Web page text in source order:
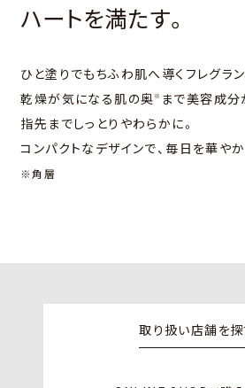
ハートを満たす。
ひと塗りでもちふわ肌へ導くフレグラン
乾燥が気になる肌の奥 ※ まで美容成分
指先までしっとりやわらかに。
コンパクトなデザインで、毎⽇を華や
※角層
取り扱い店舗を探